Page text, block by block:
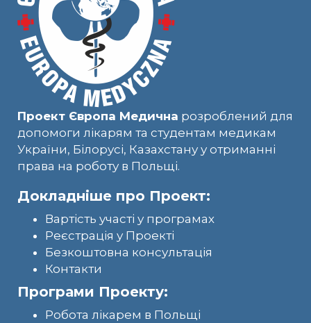
Проект Європа Медична розроблений для
допомоги лікарям та студентам медикам
України, Білорусі, Казахстану у отриманні
права на роботу в Польщі.
Докладніше про Проект:
Вартість участі у програмах
Реєстрація у Проекті
Безкоштовна консультація
Контакти
Програми Проекту:
Робота лікарем в Польщі